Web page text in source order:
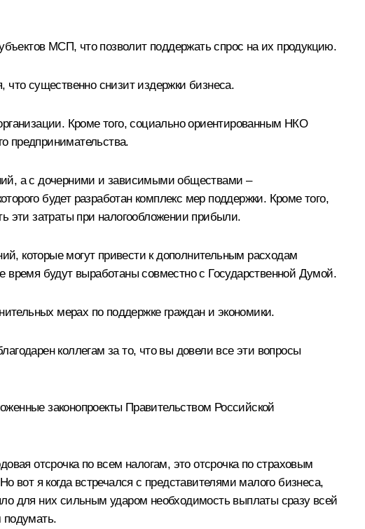
МСП, что позволит поддержать спрос на их продукцию.
существенно снизит издержки бизнеса.
Кроме того, социально ориентированным НКО
предпринимательства.
а с дочерними и зависимыми обществами –
будет разработан комплекс мер поддержки. Кроме того,
эти затраты при налогообложении прибыли.
которые могут привести к дополнительным расходам
будут выработаны совместно с Государственной Думой.
мерах по поддержке граждан и экономики.
коллегам за то, что вы довели все эти вопросы
законопроекты Правительством Российской
отсрочка по всем налогам, это отсрочка по страховым
я когда встречался с представителями малого бизнеса,
для них сильным ударом необходимость выплаты сразу всей
подумать.